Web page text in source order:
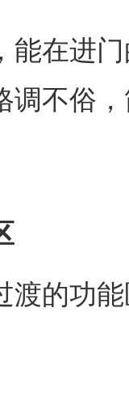
能在进
调不俗
渡的功